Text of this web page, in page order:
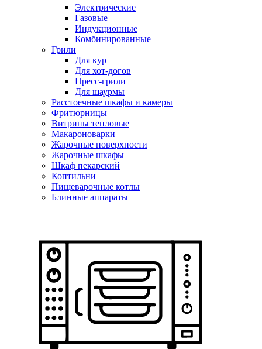
Электрические
Газовые
Индукционные
Комбинированные
Грили
Для кур
Для хот-догов
Пресс-грили
Для шаурмы
Расстоечные шкафы и камеры
Фритюрницы
Витрины тепловые
Макароноварки
Жарочные поверхности
Жарочные шкафы
Шкаф пекарский
Коптильни
Пищеварочные котлы
Блинные аппараты